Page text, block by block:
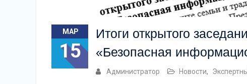
МАР
15
Итоги открытого
«Безопасная
Администратор Новости,